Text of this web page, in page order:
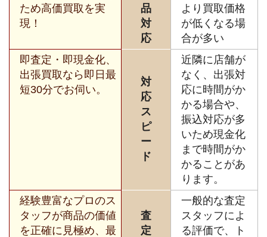
ため高価買取を実
現！
品
対
応
より買取価格
が低くなる場
合が多い
即査定・即現金化、
出張買取なら即日最
短30分でお伺い。
対
応
ス
ピ
ー
ド
近隣に店舗が
なく、出張対
応に時間がか
かる場合や、
振込対応が多
いため現金化
まで時間がか
かることがあ
ります。
経験豊富なプロのス
タッフが商品の価値
を正確に見極め、最
査
定
一般的な査定
スタッフによ
る評価で、ト